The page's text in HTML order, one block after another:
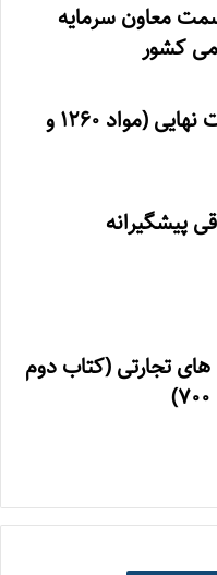
سمت معاون سرمایه
کشور
کتاب پنجم قانون تجارت- مقررات نهایی (مواد 1260 و
پیشگیرانه
تجارتی (کتاب دوم